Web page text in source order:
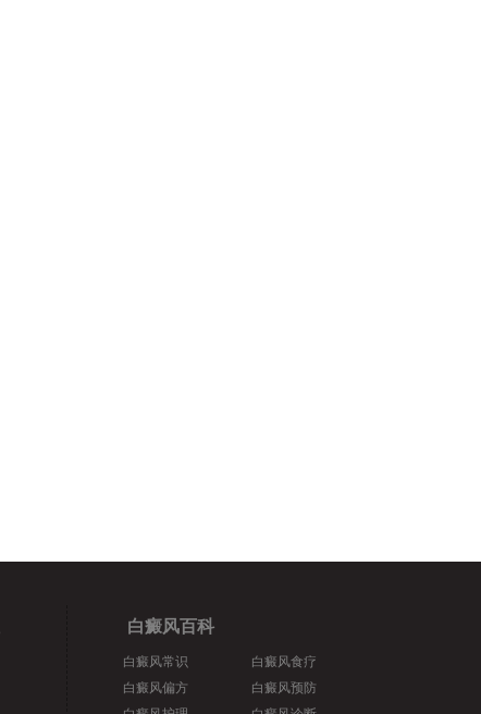
白癜风百科
白癜风常识
白癜风偏方
白癜风食疗
白癜风预防